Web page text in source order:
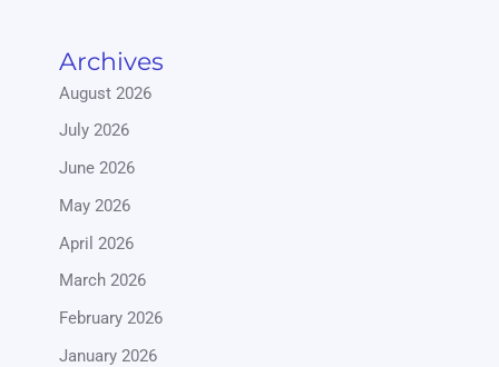
Archives
August 2026
July 2026
June 2026
May 2026
April 2026
March 2026
February 2026
January 2026